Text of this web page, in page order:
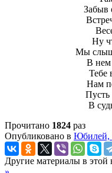
Забыв
Ну
Мы
В нем
Тебе
Нам
Пусть
В
Прочитано 1824 раз
Опубликовано в Юбилей,
Другие материалы в этой